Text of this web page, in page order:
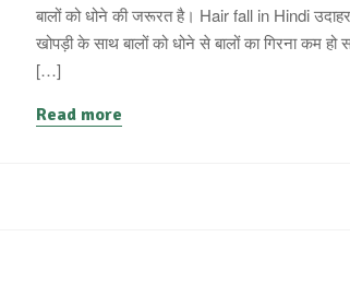
बालों को धोने की जरूरत है। Hair fall in Hindi
खोपड़ी के साथ बालों को धोने से बालों का गिरना कम हो
[…]
Read more